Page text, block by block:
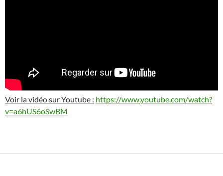
Voir la vidéo sur Youtube : https://www.youtube.com/watch?
v=a6hUS6oSwBM